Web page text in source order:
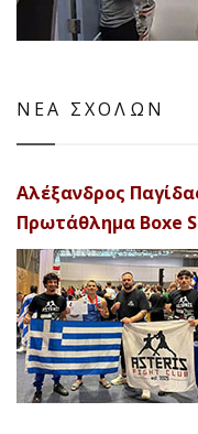
ΝΕΑ ΣΧΟΛΩΝ
Αλέξανδρος
Πρωτάθλημα Boxe